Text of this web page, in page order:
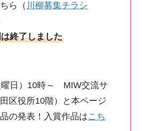
ら（ 川柳募集チラシ
終了しました
曜日）10時～ MIW交流サ
区役所10階）と本ページ
の発表！入賞作品はこち